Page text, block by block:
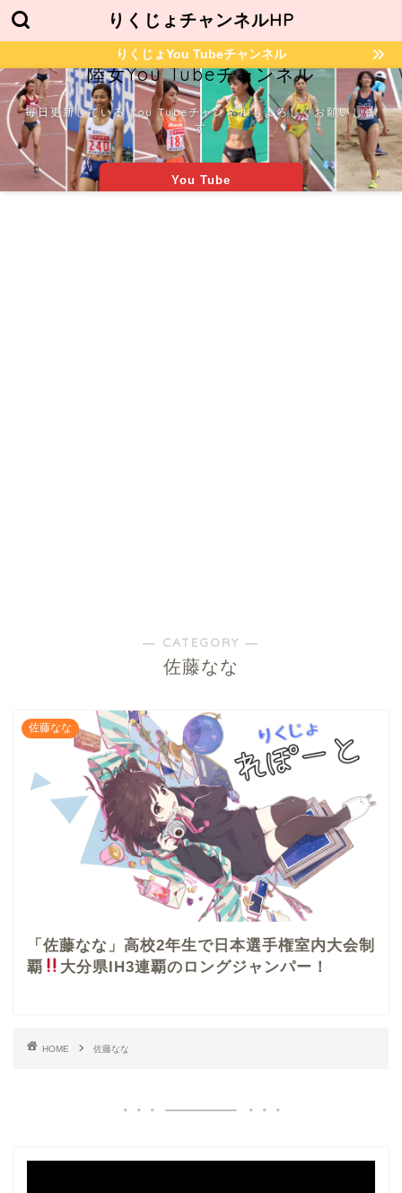
りくじょチャンネルHP
りくじょYou Tubeチャンネル
陸女You Tubeチャンネル
毎日更新している You Tubeチャンネルもよろしくお願いしま
す
You Tube
― CATEGORY ―
佐藤なな
佐藤なな
「佐藤なな」高校2年生で日本選手権室内大会制
覇
大分県IH3連覇のロングジャンパー！
HOME 佐藤なな